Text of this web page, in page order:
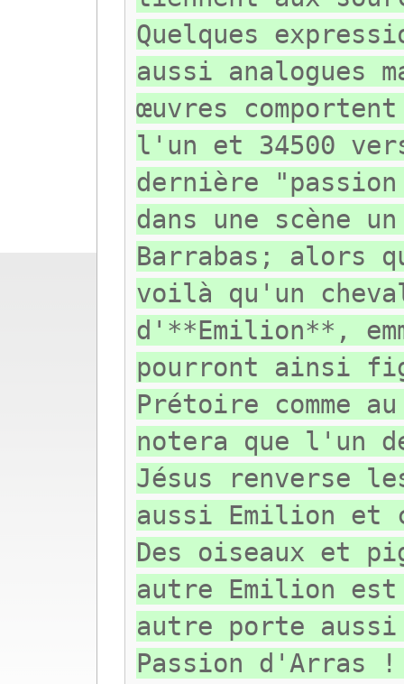
Quelques
aussi analogues
œuvres
l'un et 34500
dernière
dans une scène
Barrabas; alors
voilà qu'un
d'**Emilion**,
pourront ainsi
Prétoire comme
notera que l'un
Jésus renverse
aussi Emilion et
Des oiseaux et
autre Emilion
autre porte aussi
Passion d'Arras